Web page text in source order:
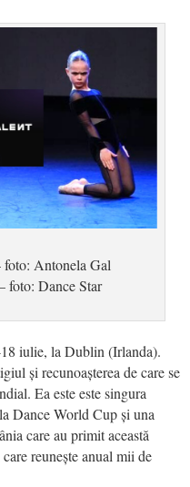
foto: Antonela Gal
foto: Dance Star
iulie, la Dublin (Irlanda).
și recunoașterea de care se
Ea este este singura
Dance World Cup și una
care au primit această
reunește anual mii de